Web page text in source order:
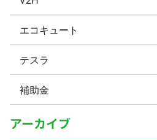
エコキュート
テスラ
補助金
アーカイブ